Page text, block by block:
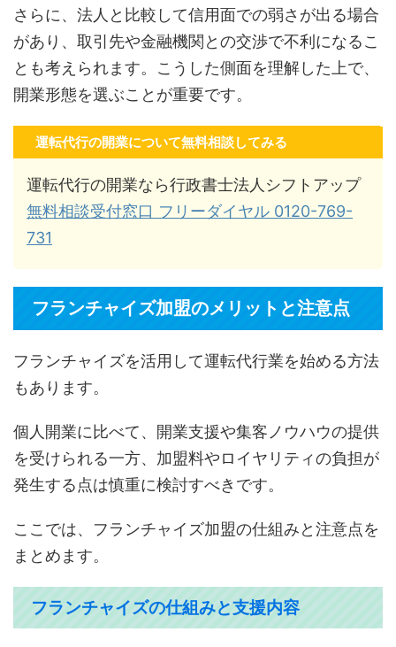
さらに、法人と比較して信用面での弱さが出る場合
があり、取引先や金融機関との交渉で不利になるこ
とも考えられます。こうした側面を理解した上で、
開業形態を選ぶことが重要です。
運転代行の開業について無料相談してみる
運転代行の開業なら行政書士法人シフトアップ
無料相談受付窓口 フリーダイヤル 0120-769-
731
フランチャイズ加盟のメリットと注意点
フランチャイズを活用して運転代行業を始める方法
もあります。
個人開業に比べて、開業支援や集客ノウハウの提供
を受けられる一方、加盟料やロイヤリティの負担が
発生する点は慎重に検討すべきです。
ここでは、フランチャイズ加盟の仕組みと注意点を
まとめます。
フランチャイズの仕組みと支援内容